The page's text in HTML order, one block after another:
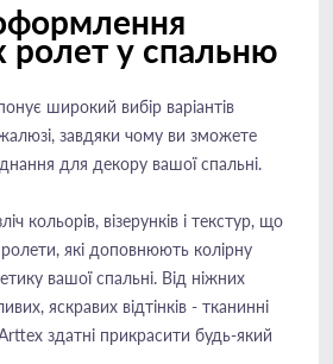
ролет у спальню
широкий вибір варіантів
завдяки чому ви зможете
для декору вашої спальні.
кольорів, візерунків і текстур, що
які доповнюють колірну
вашої спальні. Від ніжних
яскравих відтінків - тканинні
здатні прикрасити будь-який